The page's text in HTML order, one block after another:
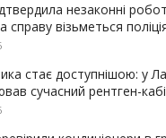
незаконні
візьметься
стає доступнішою: у
сучасний рентген-